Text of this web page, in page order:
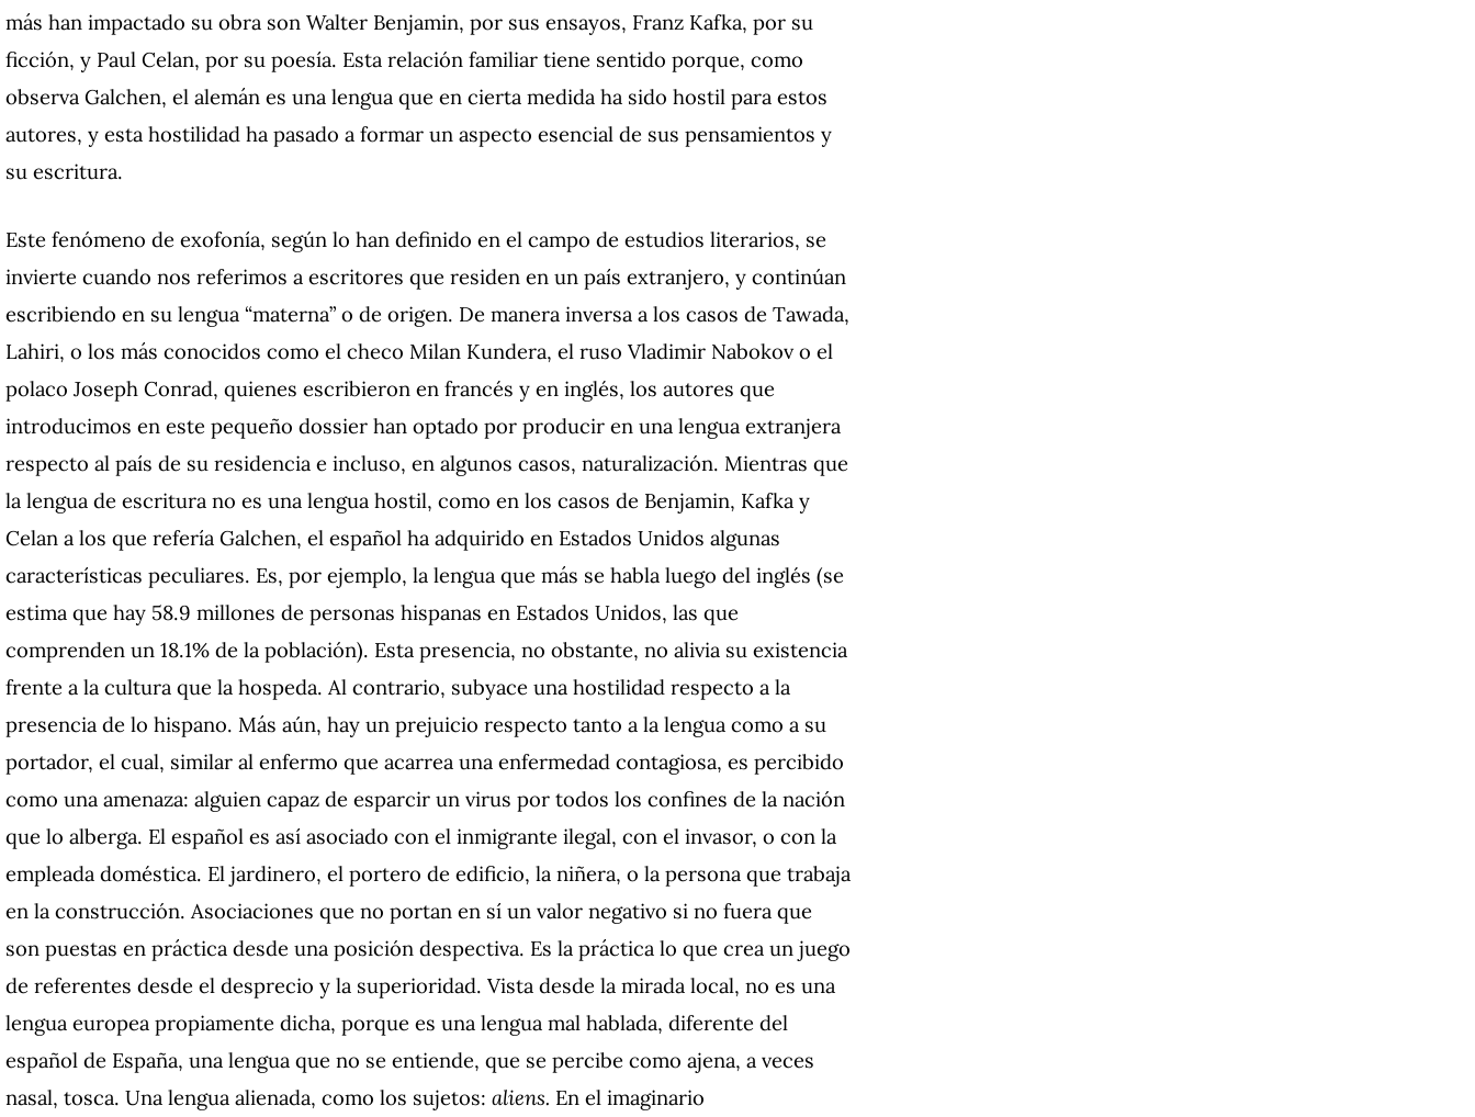
más han impactado su obra son Walter Benjamin, por sus ensayos, Franz Kafka, por su
ficción, y Paul Celan, por su poesía. Esta relación familiar tiene sentido porque, como
observa Galchen, el alemán es una lengua que en cierta medida ha sido hostil para estos
autores, y esta hostilidad ha pasado a formar un aspecto esencial de sus pensamientos y
su escritura.
Este fenómeno de exofonía, según lo han definido en el campo de estudios literarios, se
invierte cuando nos referimos a escritores que residen en un país extranjero, y continúan
escribiendo en su lengua “materna” o de origen. De manera inversa a los casos de Tawada,
Lahiri, o los más conocidos como el checo Milan Kundera, el ruso Vladimir Nabokov o el
polaco Joseph Conrad, quienes escribieron en francés y en inglés, los autores que
introducimos en este pequeño dossier han optado por producir en una lengua extranjera
respecto al país de su residencia e incluso, en algunos casos, naturalización. Mientras que
la lengua de escritura no es una lengua hostil, como en los casos de Benjamin, Kafka y
Celan a los que refería Galchen, el español ha adquirido en Estados Unidos algunas
características peculiares. Es, por ejemplo, la lengua que más se habla luego del inglés (se
estima que hay 58.9 millones de personas hispanas en Estados Unidos, las que
comprenden un 18.1% de la población). Esta presencia, no obstante, no alivia su existencia
frente a la cultura que la hospeda. Al contrario, subyace una hostilidad respecto a la
presencia de lo hispano. Más aún, hay un prejuicio respecto tanto a la lengua como a su
portador, el cual, similar al enfermo que acarrea una enfermedad contagiosa, es percibido
como una amenaza: alguien capaz de esparcir un virus por todos los confines de la nación
que lo alberga. El español es así asociado con el inmigrante ilegal, con el invasor, o con la
empleada doméstica. El jardinero, el portero de edificio, la niñera, o la persona que trabaja
en la construcción. Asociaciones que no portan en sí un valor negativo si no fuera que
son puestas en práctica desde una posición despectiva. Es la práctica lo que crea un juego
de referentes desde el desprecio y la superioridad. Vista desde la mirada local, no es una
lengua europea propiamente dicha, porque es una lengua mal hablada, diferente del
español de España, una lengua que no se entiende, que se percibe como ajena, a veces
nasal, tosca. Una lengua alienada, como los sujetos: aliens. En el imaginario